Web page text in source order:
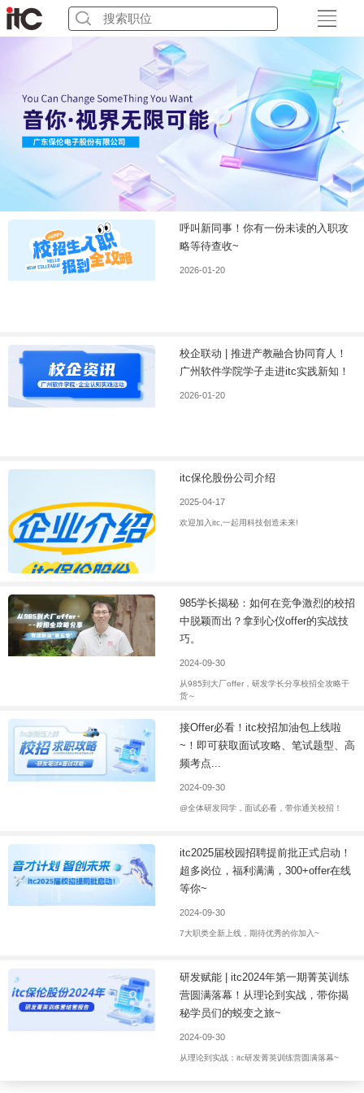
呼叫新同事！你有一份未读的入职攻
略等待查收~
2026-01-20
校企联动 | 推进产教融合协同育人！
广州软件学院学子走进itc实践新知！
2026-01-20
itc保伦股份公司介绍
2025-04-17
欢迎加入itc,一起用科技创造未来!
985学长揭秘：如何在竞争激烈的校招
中脱颖而出？拿到心仪offer的实战技
巧。
2024-09-30
从985到大厂offer，研发学长分享校招全攻略干
货～
接Offer必看！itc校招加油包上线啦
~！即可获取面试攻略、笔试题型、高
频考点...
2024-09-30
@全体研发同学，面试必看，带你通关校招！
itc2025届校园招聘提前批正式启动！
超多岗位，福利满满，300+offer在线
等你~
2024-09-30
7大职类全新上线，期待优秀的你加入~
研发赋能 | itc2024年第一期菁英训练
营圆满落幕！从理论到实战，带你揭
秘学员们的蜕变之旅~
2024-09-30
从理论到实战：itc研发菁英训练营圆满落幕~